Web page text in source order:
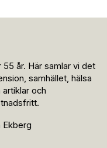
år. Här samlar vi det
samhället, hälsa
artiklar och
Ekberg